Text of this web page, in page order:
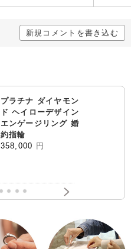
新規コメントを書き込む
プラチナ ダイヤモン
ド ヘイローデザイン
エンゲージリング 婚
約指輪
358,000 円